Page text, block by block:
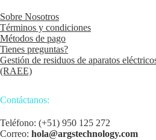
Sobre Nosotros
Términos y condiciones
Métodos de pago
Tienes preguntas?
Gestión de residuos de aparatos
(RAEE)
Contáctanos:
Teléfono: (+51) 950 125 272
Correo: hola@argstechnology.com